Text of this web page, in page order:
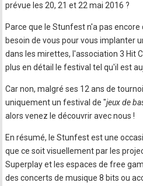
prévue les 20, 21 et 22 mai 2016 ?
Parce que le Stunfest n'a pas
besoin de vous pour vous implanter
dans les mirettes, l'association 3 Hit
plus en détail le festival tel qu'il est
Car non, malgré ses 12 ans de
uniquement un festival de "jeux de
alors venez le découvrir avec nous !
En résumé, le Stunfest est une
que ce soit visuellement par les
Superplay et les espaces de free
des concerts de musique 8 bits ou